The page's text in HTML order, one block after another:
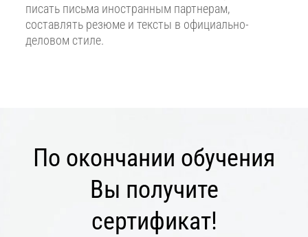
писать письма иностранным партнерам,
составлять резюме и тексты в официально-
деловом стиле.
По окончании обучения
Вы получите
сертификат!